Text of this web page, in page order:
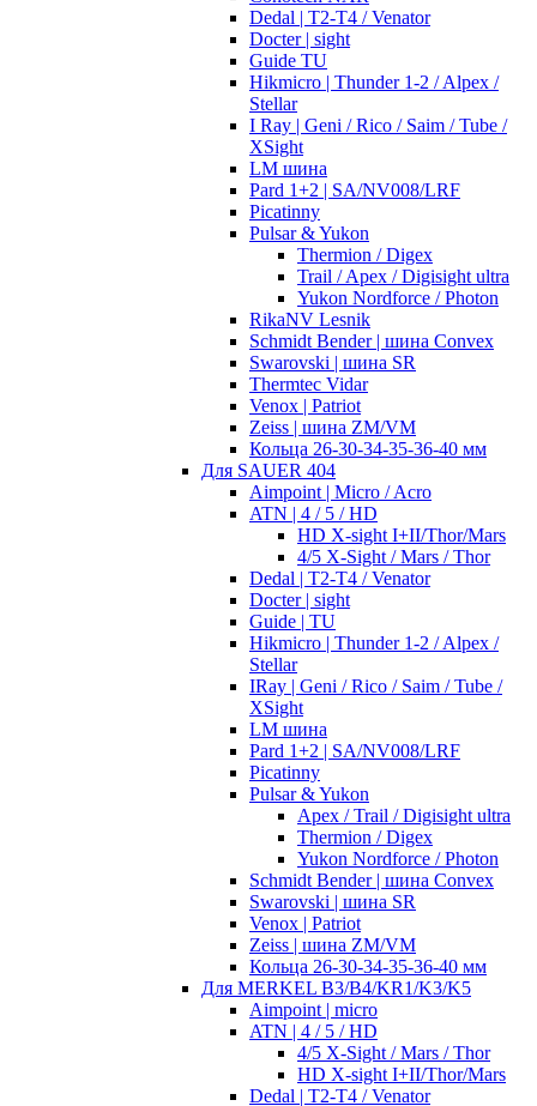
Dedal | T2-T4 / Venator
Docter | sight
Guide TU
Hikmicro | Thunder 1-2 / Alpex /
Stellar
I Ray | Geni / Rico / Saim / Tube /
XSight
LM шина
Pard 1+2 | SA/NV008/LRF
Picatinny
Pulsar & Yukon
Thermion / Digex
Trail / Apex / Digisight ultra
Yukon Nordforce / Photon
RikaNV Lesnik
Schmidt Bender | шина Convex
Swarovski | шина SR
Thermtec Vidar
Venox | Patriot
Zeiss | шина ZM/VM
Кольца 26-30-34-35-36-40 мм
Для SAUER 404
Aimpoint | Micro / Acro
ATN | 4 / 5 / HD
HD X-sight I+II/Thor/Mars
4/5 X-Sight / Mars / Thor
Dedal | T2-T4 / Venator
Docter | sight
Guide | TU
Hikmicro | Thunder 1-2 / Alpex /
Stellar
IRay | Geni / Rico / Saim / Tube /
XSight
LM шина
Pard 1+2 | SA/NV008/LRF
Picatinny
Pulsar & Yukon
Apex / Trail / Digisight ultra
Thermion / Digex
Yukon Nordforce / Photon
Schmidt Bender | шина Convex
Swarovski | шина SR
Venox | Patriot
Zeiss | шина ZM/VM
Кольца 26-30-34-35-36-40 мм
Для MERKEL B3/B4/KR1/K3/K5
Aimpoint | micro
ATN | 4 / 5 / HD
4/5 X-Sight / Mars / Thor
HD X-sight I+II/Thor/Mars
Dedal | T2-T4 / Venator